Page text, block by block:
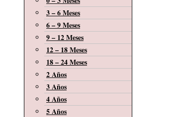
3 – 6 Meses
6 – 9 Meses
9 – 12 Meses
12 – 18 Meses
18 – 24 Meses
2 Años
3 Años
4 Años
5 Años